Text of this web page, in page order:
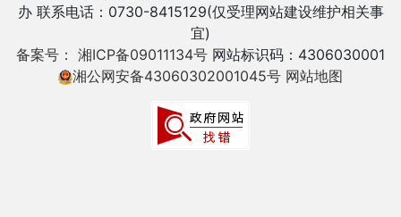
办 联系电话：0730-8415129(仅受理网站建设维护相关事
宜)
备案号： 湘ICP备09011134号 网站标识码：4306030001
湘公网安备43060302001045号 网站地图